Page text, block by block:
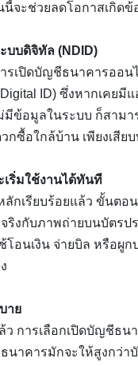
จะช่วยลดโอกาสเกิด
บดิจิทัล (NDID)
รเปิดบัญชีธนาคารออ
ID) ซึ่งหากเค
ข้อมูลในระบบ ก็สามา
กซื้อใกล้บ้าน เพียงเสี
ริ่มใช้งานได้ทันที
กเรียบร้อยแล้ว ขั้นตอ
จริงกับภาพถ่ายบนบัต
อนเงิน จ่ายบิล หรือผูก
าย
ว การเลือกเปิดบัญชี
ธนาคารมักจะให้สูงก